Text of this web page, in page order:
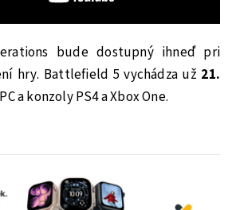
bude dostupný ihneď pri
hry. Battlefield 5 vychádza už 21.
a konzoly PS4 a Xbox One.